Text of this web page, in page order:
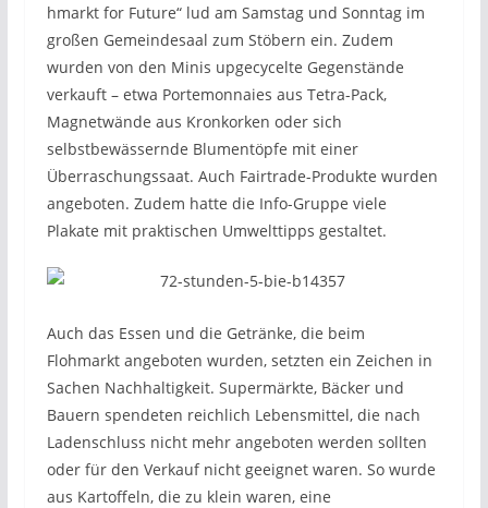
hmarkt for Future“ lud am Samstag und Sonntag im
großen Gemeindesaal zum Stöbern ein. Zudem
wurden von den Minis upgecycelte Gegenstände
verkauft – etwa Portemonnaies aus Tetra-Pack,
Magnetwände aus Kronkorken oder sich
selbstbewässernde Blumentöpfe mit einer
Überraschungssaat. Auch Fairtrade-Produkte wurden
angeboten. Zudem hatte die Info-Gruppe viele
Plakate mit praktischen Umwelttipps gestaltet.
Auch das Essen und die Getränke, die beim
Flohmarkt angeboten wurden, setzten ein Zeichen in
Sachen Nachhaltigkeit. Supermärkte, Bäcker und
Bauern spendeten reichlich Lebensmittel, die nach
Ladenschluss nicht mehr angeboten werden sollten
oder für den Verkauf nicht geeignet waren. So wurde
aus Kartoffeln, die zu klein waren, eine